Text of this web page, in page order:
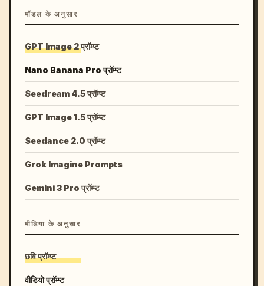
मॉडल के अनुसार
GPT Image 2 प्रॉम्प्ट
Nano Banana Pro प्रॉम्प्ट
Seedream 4.5 प्रॉम्प्ट
GPT Image 1.5 प्रॉम्प्ट
Seedance 2.0 प्रॉम्प्ट
Grok Imagine Prompts
Gemini 3 Pro प्रॉम्प्ट
मीडिया के अनुसार
छवि प्रॉम्प्ट
वीडियो प्रॉम्प्ट